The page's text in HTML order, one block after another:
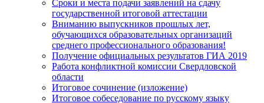
Сроки и места подачи заявлений на сдачу
государственной итоговой аттестации
Вниманию выпускников прошлых лет,
обучающихся образовательных организаций
среднего профессионального образования!
Получение официальных результатов ГИА 2019
Работа конфликтной комиссии Свердловской
области
Итоговое сочинение (изложение)
Итоговое собеседование по русскому языку